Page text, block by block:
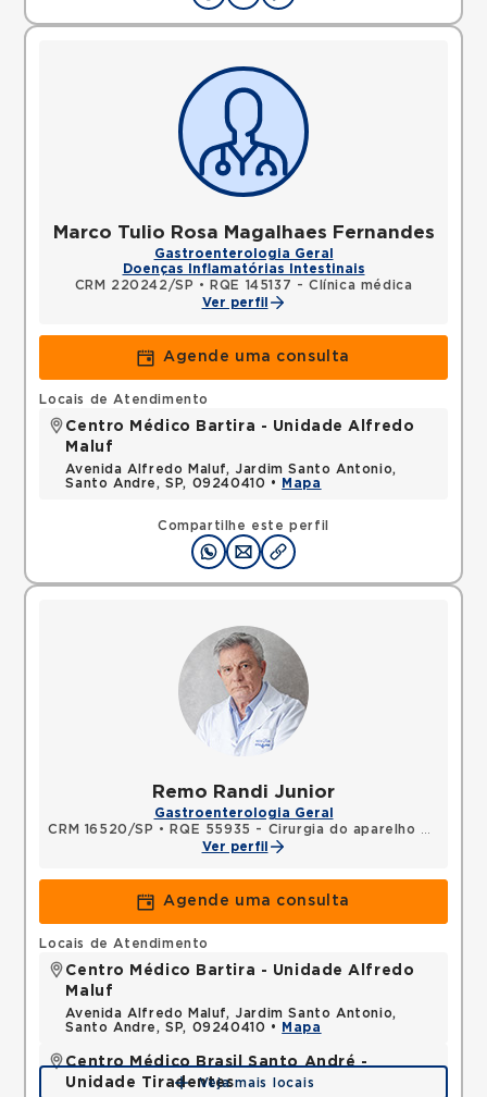
Marco Tulio Rosa Magalhaes Fernandes
Gastroenterologia Geral
Doenças Inflamatórias Intestinais
CRM 220242/SP •
RQE 145137 - Clínica médica
Ver perfil
Agende uma consulta
Compartilhe este perfil
Locais de Atendimento
Centro Médico Bartira - Unidade Alfredo
Maluf
Avenida Alfredo Maluf, Jardim Santo Antonio,
Santo Andre, SP, 09240410 •
Mapa
Remo Randi Junior
Gastroenterologia Geral
CRM 16520/SP •
RQE 55935 - Cirurgia do aparelho digestivo
Ver perfil
Agende uma consulta
Locais de Atendimento
Centro Médico Bartira - Unidade Alfredo
Maluf
Avenida Alfredo Maluf, Jardim Santo Antonio,
Santo Andre, SP, 09240410 •
Mapa
Centro Médico Brasil Santo André -
Unidade TiradentesVeja mais locais